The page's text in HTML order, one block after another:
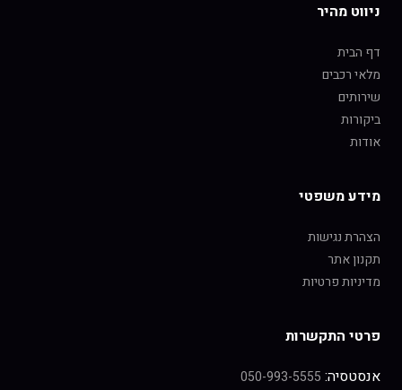
ניווט מהיר
דף הבית
מלאי רכבים
שירותים
ביקורות
אודות
מידע משפטי
הצהרת נגישות
תקנון אתר
מדיניות פרטיות
פרטי התקשרות
אנסטסיה: 050-993-5555